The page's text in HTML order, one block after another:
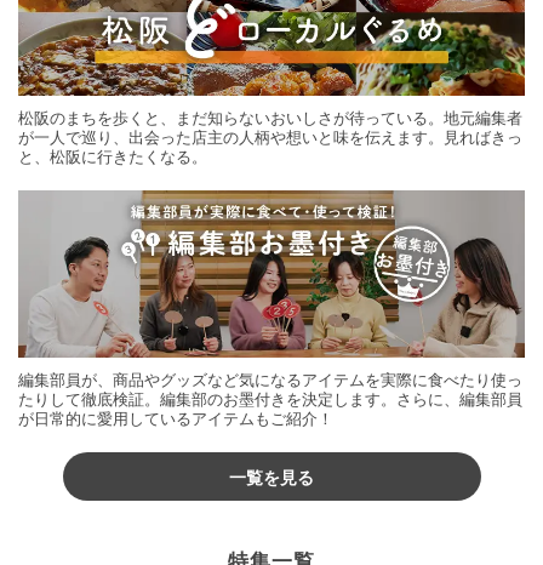
松阪のまちを歩くと、まだ知らないおいしさが待っている。地元編集者
が一人で巡り、出会った店主の人柄や想いと味を伝えます。見ればきっ
と、松阪に行きたくなる。
編集部員が、商品やグッズなど気になるアイテムを実際に食べたり使っ
たりして徹底検証。編集部のお墨付きを決定します。さらに、編集部員
が日常的に愛用しているアイテムもご紹介！
一覧を見る